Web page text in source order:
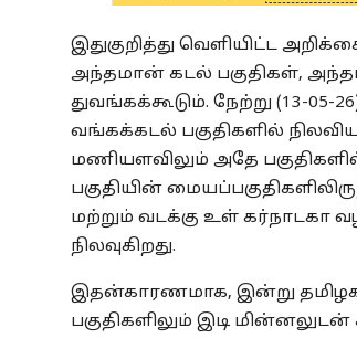
இதுகுறித்து வெளியிட்ட
அந்தமான் கடல் பகுதிகள்,
துவங்கக்கூடும். நேற்று (13-
வங்கக்கடல் பகுதிகளில்
மணியளவிலும் அதே பகுதிகளில்
பகுதியின்
மற்றும் வடக்கு உள் கர்நாடகா
நிலவுகிறது.
இதன்காரணமாக, இன்று
பகுதிகளிலும் இடி